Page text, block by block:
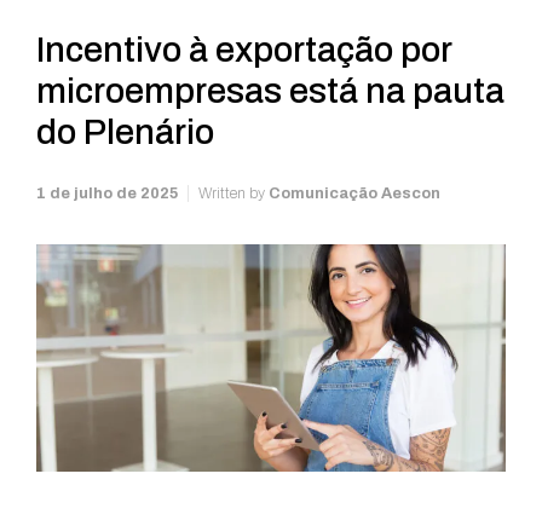
Incentivo à exportação por
microempresas está na pauta
do Plenário
1 de julho de 2025 Written by Comunicação Aescon